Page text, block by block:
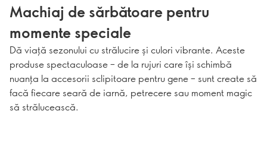
Machiaj de sărbătoare pentru
momente speciale
Dă viață sezonului cu strălucire și culori vibrante. Aceste
produse spectaculoase – de la rujuri care își schimbă
nuanța la accesorii sclipitoare pentru gene – sunt create să
facă fiecare seară de iarnă, petrecere sau moment magic
să strălucească.